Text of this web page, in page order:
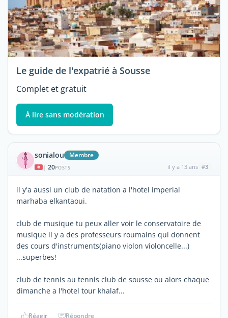
Le guide de l'expatrié à Sousse
Complet et gratuit
À lire sans modération
sonialou Membre
| 20POSTS il y a 13 ans #3
il y'a aussi un club de natation a l'hotel imperial
marhaba elkantaoui.
club de musique tu peux aller voir le conservatoire de
musique il y a des professeurs roumains qui donnent
des cours d'instruments(piano violon violoncelle...)
...superbes!
club de tennis au tennis club de sousse ou alors chaque
dimanche a l'hotel tour khalaf...
Réagir Répondre